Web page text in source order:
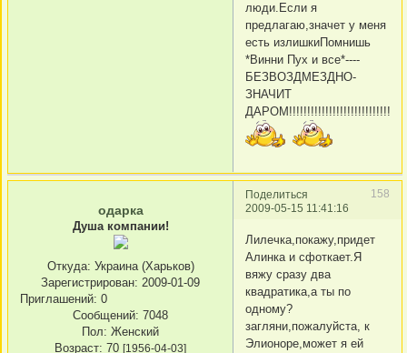
люди.Если я
предлагаю,значет у меня
есть излишкиПомнишь
*Винни Пух и все*----
БЕЗВОЗДМЕЗДНО-
ЗНАЧИТ
Поделиться
158
2009-05-15 11:41:16
одарка
Душа компании!
Откуда: Украина (Харьков)
Зарегистрирован: 2009-01-09
Приглашений: 0
Сообщений: 7048
Пол: Женский
Возраст: 70 [1956-04-03]
Лилечка,покажу,придет
Алинка и сфоткает.Я
вяжу сразу два
квадратика,а ты по
одному?
загляни,пожалуйста, к
Элионоре,может я ей